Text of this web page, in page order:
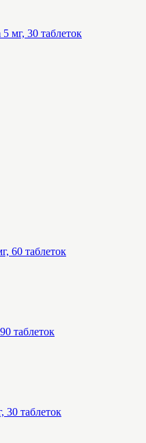
мг, 30 таблеток
60 таблеток
таблеток
30 таблеток